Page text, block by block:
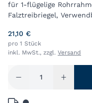
für 1-flügelige
Falztreibriegel,
21,10 €
pro 1 Stück
inkl. MwSt., zzgl. Versand